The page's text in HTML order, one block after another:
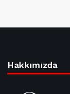
Hakkımızda